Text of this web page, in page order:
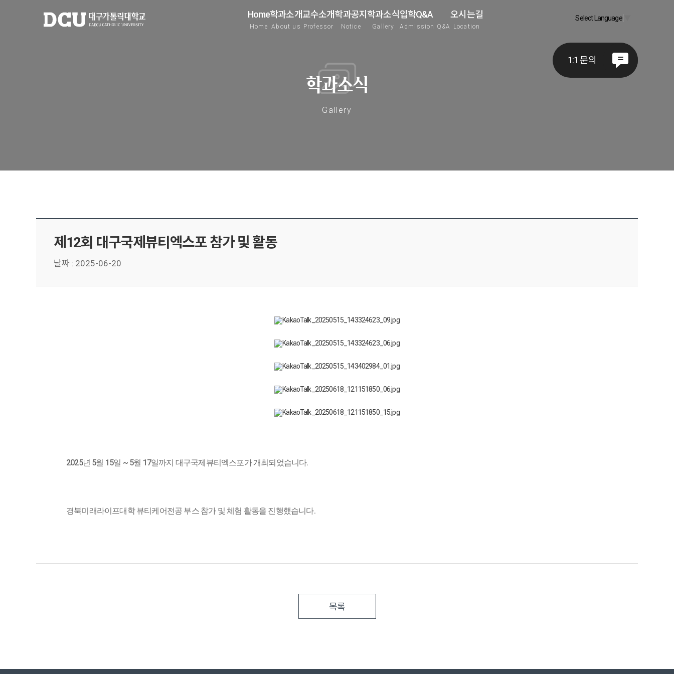
Home
Home
학과소개
About us
교수소개
Professor
학과공지
Notice
학과소식
Gallery
입학Q&A
Admission Q&A
오시는길
Location
Select Language
1:1 문의
학과소식
Gallery
제12회 대구국제뷰티엑스포 참가 및 활동
날짜 : 2025-06-20
2025년 5월 15일 ~ 5월 17일까지 대구국제뷰티엑스포가 개최되었습니다.
경북미래라이프대학 뷰티케어전공 부스 참가 및 체험 활동을 진행했습니다.
목록